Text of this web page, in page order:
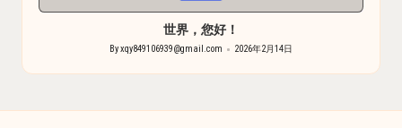
in
世界，您好！
Posted
by
Byxqy849106939@gmail.com 2026年2月14日